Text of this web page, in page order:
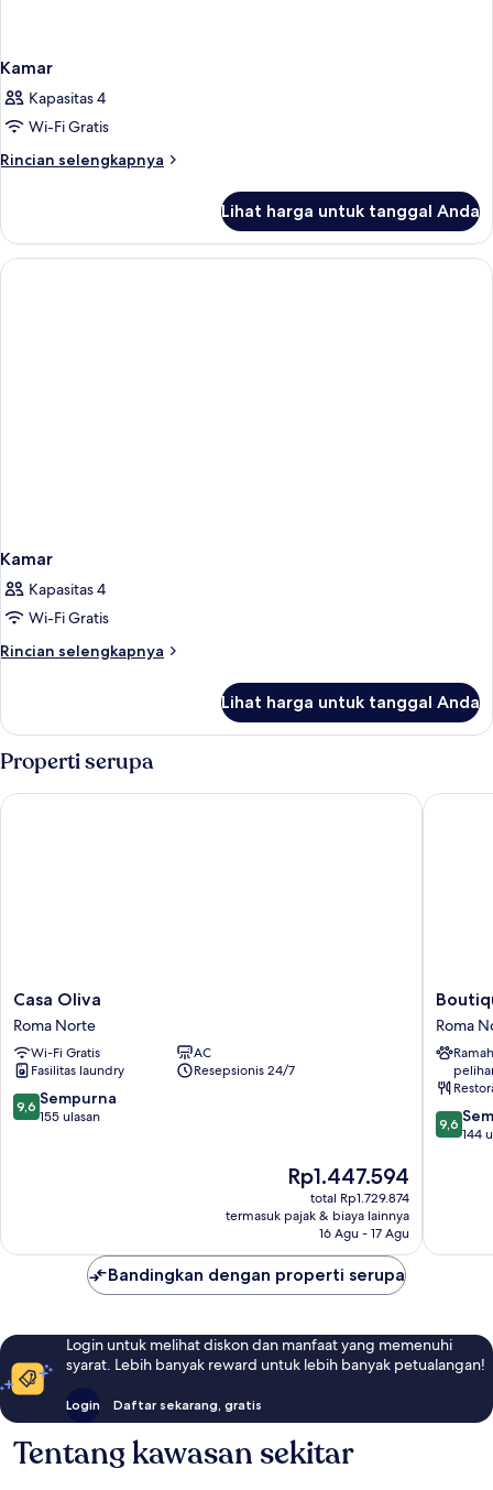
Kamar
Kapasitas 4
Wi-Fi Gratis
Rincian selengkapnya
Rincian
Kamar
Lihat harga untuk tanggal Anda
Kamar
Kapasitas 4
Wi-Fi Gratis
Rincian selengkapnya
Rincian
Kamar
Lihat harga untuk tanggal Anda
Properti serupa
Casa
Oliva
Roma
Norte
Casa Oliva
Roma Norte
Wi-Fi Gratis
AC
Fasilitas laundry
Resepsionis 24/7
9.6
dari
9,6 Sempurna
155 ulasan
Harga
sekarang
Rp1.447.594
Rp1.447.594
total Rp1.729.874
termasuk pajak & biaya lainnya
16 Agu - 17 Agu
Casa Oliva
Hotel
Roma
Norte
Roma
9.6
dari
9,6
144
Bandingkan dengan properti serupa
Login untuk melihat diskon dan manfaat yang memenuhi
syarat. Lebih banyak reward untuk lebih banyak petualangan!
Login Daftar sekarang, gratis
Tentang kawasan sekitar